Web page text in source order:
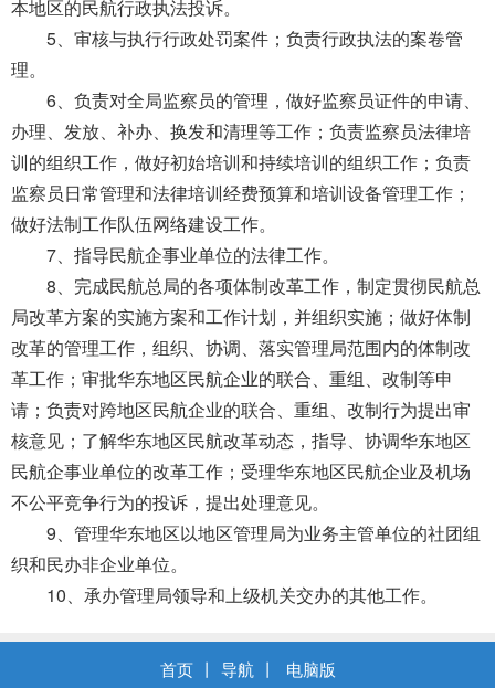
本地区的民航行政执法投诉。
5、审核与执行行政处罚案件；负责行政执法的案卷管
理。
6、负责对全局监察员的管理，做好监察员证件的申请、
办理、发放、补办、换发和清理等工作；负责监察员法律培
训的组织工作，做好初始培训和持续培训的组织工作；负责
监察员日常管理和法律培训经费预算和培训设备管理工作；
做好法制工作队伍网络建设工作。
7、指导民航企事业单位的法律工作。
8、完成民航总局的各项体制改革工作，制定贯彻民航总
局改革方案的实施方案和工作计划，并组织实施；做好体制
改革的管理工作，组织、协调、落实管理局范围内的体制改
革工作；审批华东地区民航企业的联合、重组、改制等申
请；负责对跨地区民航企业的联合、重组、改制行为提出审
核意见；了解华东地区民航改革动态，指导、协调华东地区
民航企事业单位的改革工作；受理华东地区民航企业及机场
不公平竞争行为的投诉，提出处理意见。
9、管理华东地区以地区管理局为业务主管单位的社团组
织和民办非企业单位。
10、承办管理局领导和上级机关交办的其他工作。
首页 丨 导航 丨 电脑版